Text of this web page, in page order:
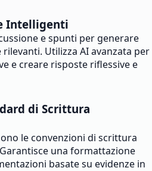
Intelligenti
e spunti per generare
Utilizza AI avanzata per
e creare risposte riflessive e
di Scrittura
le convenzioni di scrittura
una formattazione
basate su evidenze in